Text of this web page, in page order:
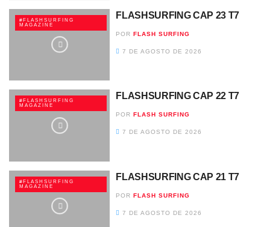
#FLASHSURFING
MAGAZINE
FLASHSURFING CAP 23 T7
POR FLASH SURFING
7 DE AGOSTO DE 2026
#FLASHSURFING
MAGAZINE
FLASHSURFING CAP 22 T7
POR FLASH SURFING
7 DE AGOSTO DE 2026
#FLASHSURFING
MAGAZINE
FLASHSURFING CAP 21 T7
POR FLASH SURFING
7 DE AGOSTO DE 2026